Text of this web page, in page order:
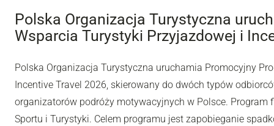
Polska Organizacja Turystyczna
Wsparcia Turystyki Przyjazdowej i
Polska Organizacja Turystyczna uruchamia Promocyjny
Incentive Travel 2026, skierowany do dwóch typów
organizatorów podróży motywacyjnych w Polsce.
Sportu i Turystyki. Celem programu jest zapobieganie